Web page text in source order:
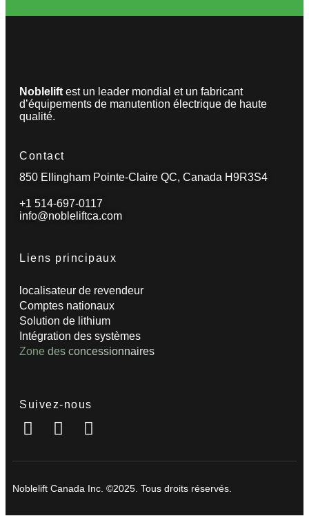
Noblelift est un leader mondial et un fabricant
d’équipements de manutention électrique de haute
qualité.
Contact
850 Ellingham Pointe-Claire QC, Canada H9R3S4
+1 514-697-0117
info@nobleliftca.com
Liens principaux
localisateur de revendeur
Comptes nationaux
Solution de lithium
Intégration des systèmes
Zone des concessionnaires
Suivez-nous
Noblelift Canada Inc. ©2025. Tous droits réservés.